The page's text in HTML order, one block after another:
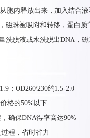
从胞内释放出来，加入结合液
磁珠被吸附和转移，蛋白质
洗脱液或水洗脱出DNA，磁
；OD260/230约1.5-2.0
格的50%以下
确保DNA得率高达90%
程，省时省力